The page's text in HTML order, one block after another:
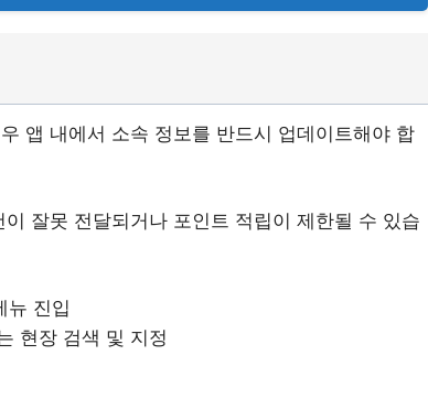
앱 내에서 소속 정보를 반드시 업데이트해야 합
잘못 전달되거나 포인트 적립이 제한될 수 있습
뉴 진입
현장 검색 및 지정